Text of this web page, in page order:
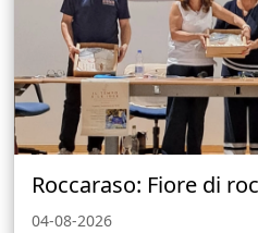
Roccaraso: Fiore di
04-08-2026